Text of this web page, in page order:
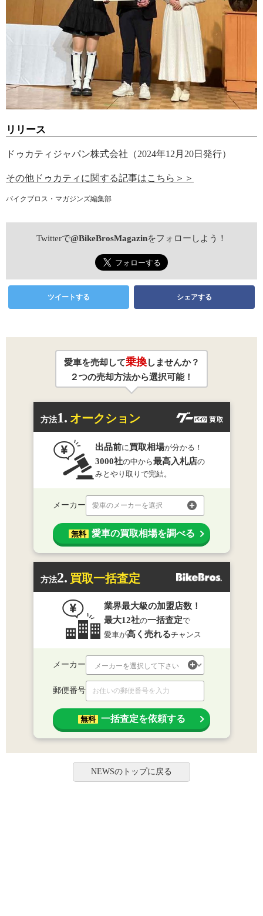
リリース
ドゥカティジャパン株式会社（2024年12月20日発行）
その他ドゥカティに関する記事はこちら＞＞
バイクブロス・マガジンズ編集部
Twitterで@BikeBrosMagazinをフォローしよう！
ツイートする シェアする
愛車を売却して乗換しませんか？
２つの売却方法から選択可能！
方法1. オークション
出品前に 買取相場が分かる！
3000社の中から最高入札店の
みとやり取りで完結。
メーカー 愛車のメーカーを選択
無料 愛車の買取相場を調べる
方法2. 買取一括査定
業界最大級の加盟店数！
最大12社の一括査定で
愛車が高く売れるチャンス
メーカー
郵便番号
無料 一括査定を依頼する
NEWSのトップに戻る